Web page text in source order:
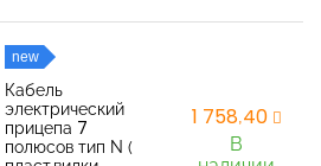
new
Кабель
электрический
прицепа 7
полюсов тип N (
1 758,40
В